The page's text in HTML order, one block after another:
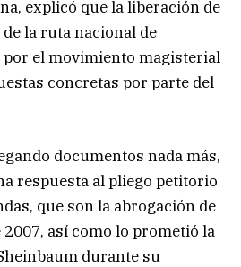
explicó que la liberación de
la ruta nacional de
por el movimiento magisterial
concretas por parte del
documentos nada más,
respuesta al pliego petitorio
que son la abrogación de
2007, así como lo prometió la
durante su